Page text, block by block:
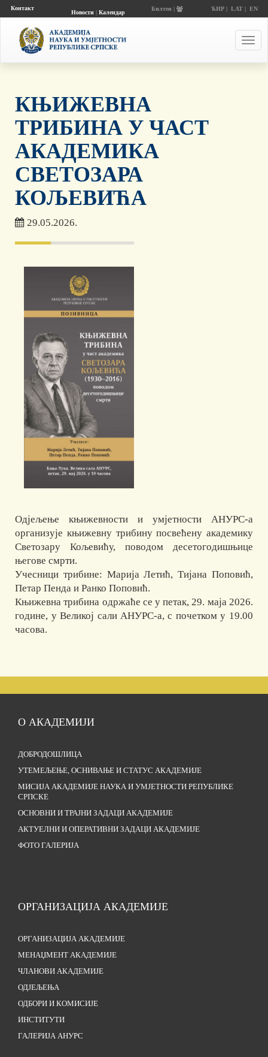
Контакт
Новости| Календар
Билтен | ЋИР| LAT| EN
КЊИЖЕВНА
ТРИБИНА У ЧАСТ
АКАДЕМИКА
СВЕТОЗАРА
КОЉЕВИЋА
29.05.2026.
Одјељење књижевности и умјетности АНУРС-а
организује књижевну трибину посвећену академику
Светозару Кољевићу, поводом десетогодишњице
његове смрти.
Учесници трибине: Марија Летић, Тијана Поповић,
Петар Пенда и Ранко Поповић.
Књижевна трибина одржаће се у петак, 29. маја 2026.
године, у Великој сали АНУРС-а, с почетком у 19.00
часова.
О АКАДЕМИЈИ
ДОБРОДОШЛИЦА
УТЕМЕЉЕЊЕ, ОСНИВАЊЕ И СТАТУС АКАДЕМИЈЕ
МИСИЈА АКАДЕМИЈЕ НАУКА И УМЈЕТНОСТИ РЕПУБЛИКЕ
СРПСКЕ
ОСНОВНИ И ТРАЈНИ ЗАДАЦИ АКАДЕМИЈЕ
АКТУЕЛНИ И ОПЕРАТИВНИ ЗАДАЦИ АКАДЕМИЈЕ
ФОТО ГАЛЕРИЈА
ОРГАНИЗАЦИЈА АКАДЕМИЈЕ
ОРГАНИЗАЦИЈА АКАДЕМИЈЕ
МЕНАЏМЕНТ АКАДЕМИЈЕ
ЧЛАНОВИ АКАДЕМИЈЕ
ОДЈЕЉЕЊА
ОДБОРИ И КОМИСИЈЕ
ИНСТИТУТИ
ГАЛЕРИЈА АНУРС